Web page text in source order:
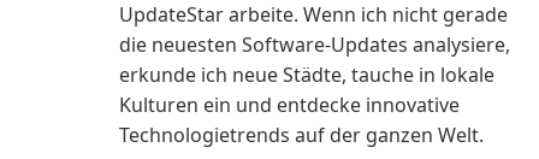
UpdateStar arbeite. Wenn ich nicht gerade
die neuesten Software-Updates analysiere,
erkunde ich neue Städte, tauche in lokale
Kulturen ein und entdecke innovative
Technologietrends auf der ganzen Welt.